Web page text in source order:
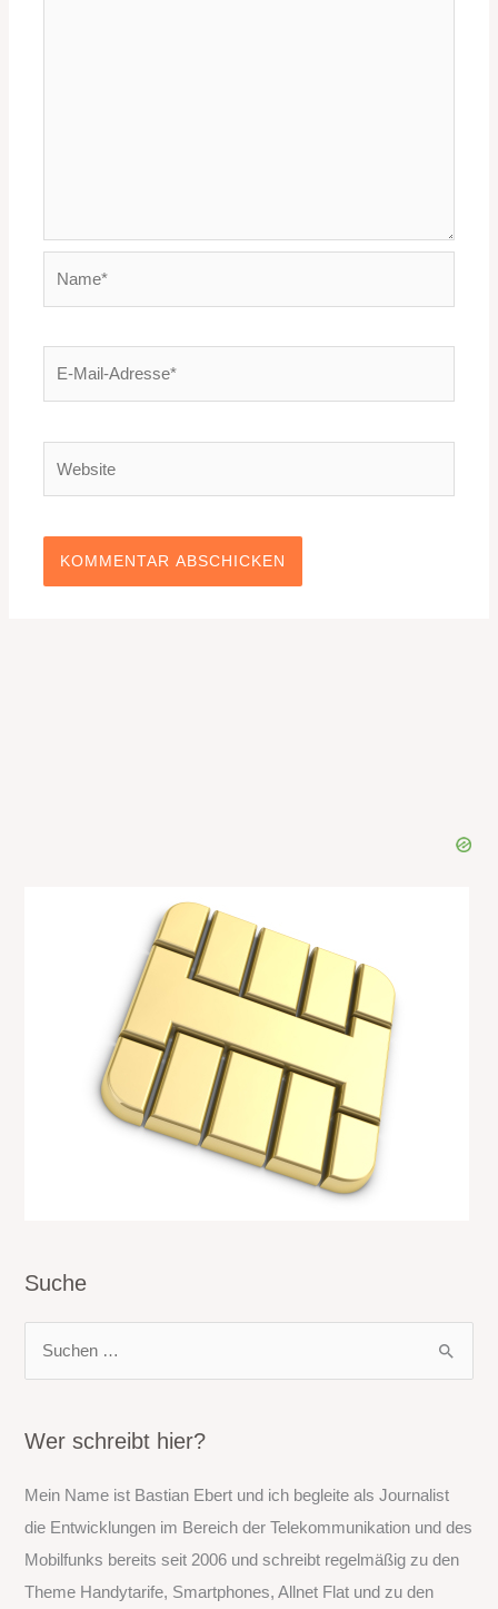
Suche
h
n
n
a
c
Wer schreibt hier?
Mein Name ist Bastian Ebert und ich begleite als Journalist
die Entwicklungen im Bereich der Telekommunikation und des
Mobilfunks bereits seit 2006 und schreibt regelmäßig zu den
Theme Handytarife, Smartphones, Allnet Flat und zu den